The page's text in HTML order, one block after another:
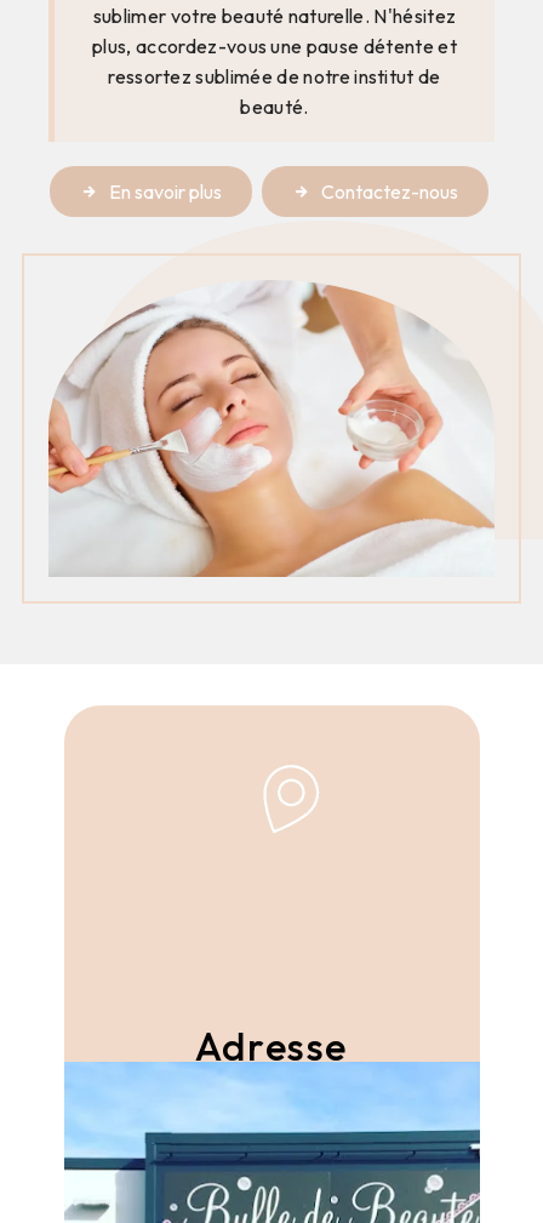
sublimer votre beauté naturelle. N'hésitez
plus, accordez-vous une pause détente et
ressortez sublimée de notre institut de
beauté.
En savoir plus Contactez-nous
Adresse
49400 Distre